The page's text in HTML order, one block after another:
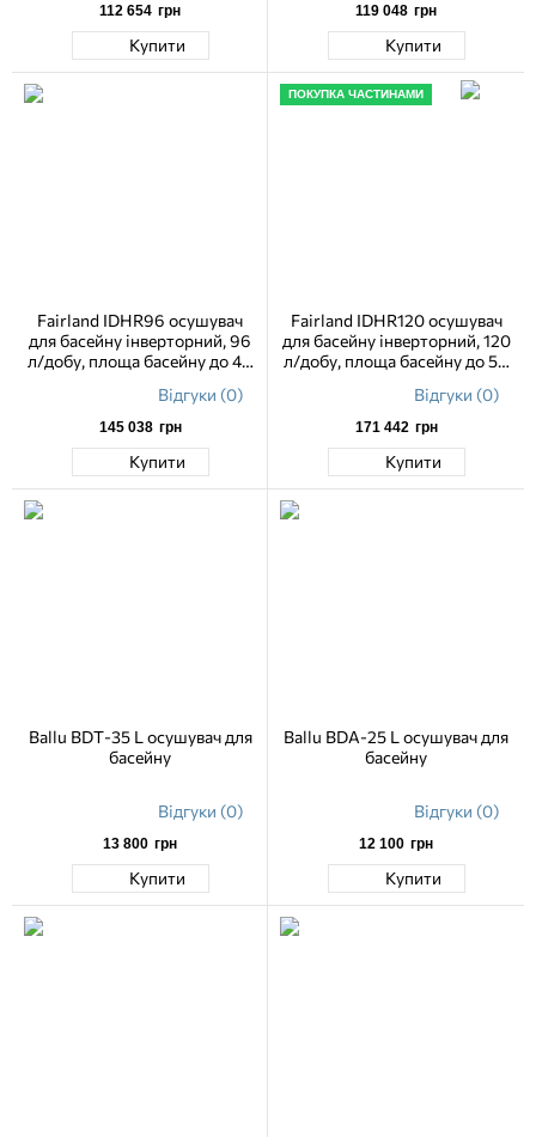
112 654 грн
Купити
119 048 грн
Купити
Fairland IDHR96 осушувач
для басейну інверторний, 96
л/добу, площа басейну до 40
Відгуки (0)
145 038 грн
Купити
ПОКУПКА ЧАСТИНАМИ
Fairland IDHR120 осушувач
для басейну інверторний, 120
л/добу, площа басейну до 50
Відгуки (0)
171 442 грн
Купити
Ballu BDT-35 L осушувач для
басейну
Відгуки (0)
13 800 грн
Купити
Ballu BDA-25 L осушувач для
басейну
Відгуки (0)
12 100 грн
Купити